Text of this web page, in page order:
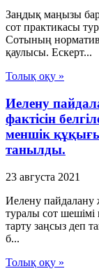
Заңдық маңызы бар
сот практикасы
Сотының
қаулысы. Ескерт...
Толық оқу »
Иелену
фактісін
меншік
танылды.
23 августа 2021
Иелену пайдалану
туралы сот шешімі
тарту заңсыз деп
б...
Толық оқу »